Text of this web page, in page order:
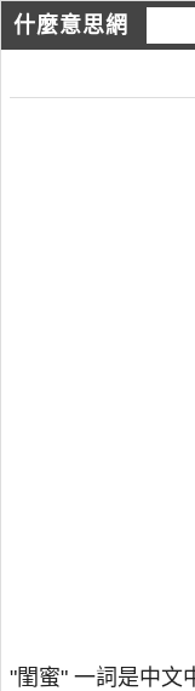
什麼意思網
"閨蜜" 一詞是中文